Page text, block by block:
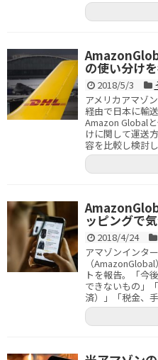
の使い分け
2018/5/3
アメリカアマゾ
経由で日本に輸
Amazon Global
けに関して運送
容を比較し検討
ッピングで
2018/4/24
アマゾンインタ
（
トを報告。「今
できないもの」
済）」「税金、